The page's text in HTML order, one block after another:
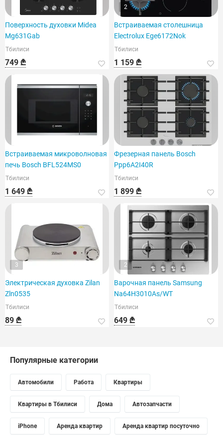
Поверхность духовки Midea
Mg631Gab
Тбилиси
749 ₾
2
Встраиваемая столешница
Electrolux Ege6172Nok
Тбилиси
1 159 ₾
Встраиваемая микроволновая
печь Bosch BFL524MS0
Тбилиси
1 649 ₾
Фрезерная панель Bosch
Ppp6A2I40R
Тбилиси
1 899 ₾
3
Электрическая духовка Zilan
Zln0535
Тбилиси
89 ₾
2
Варочная панель Samsung
Na64H3010As/WT
Тбилиси
649 ₾
Популярные категории
Автомобили Работа Квартиры
Квартиры в Тбилиси Дома Автозапчасти
iPhone Аренда квартир Аренда квартир посуточно